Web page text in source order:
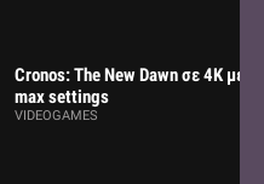
Cronos: The New Dawn σε 4K με
max settings
VIDEOGAMES